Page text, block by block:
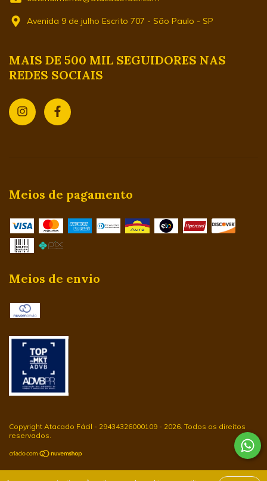
Avenida 9 de julho Escrito 707 - São Paulo - SP
MAIS DE 500 MIL SEGUIDORES NAS
REDES SOCIAIS
Meios de pagamento
Meios de envio
Copyright Atacado Fácil - 29434326000109 - 2026. Todos os direitos
reservados.